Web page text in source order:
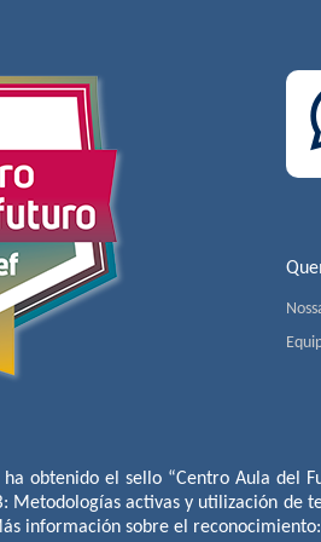
obtenido el sello “Centro Aula del
Metodologías activas y utilización de
información sobre el reconocimiento: